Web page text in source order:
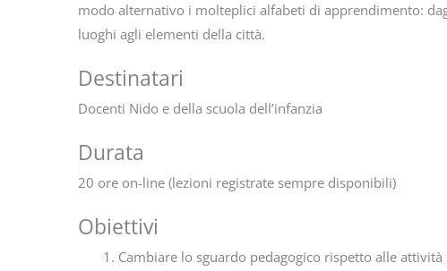
modo alternativo i molteplici alfabeti di apprendimento:
luoghi agli elementi della città.
Destinatari
Docenti Nido e della scuola dell’infanzia
Durata
20 ore on-line (lezioni registrate sempre disponibili)
Obiettivi
Cambiare lo sguardo pedagogico rispetto alle